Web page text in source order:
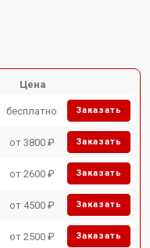
Цена
бесплатно Заказать
от 3800 ₽ Заказать
от 2600 ₽ Заказать
от 4500 ₽ Заказать
от 2500 ₽ Заказать